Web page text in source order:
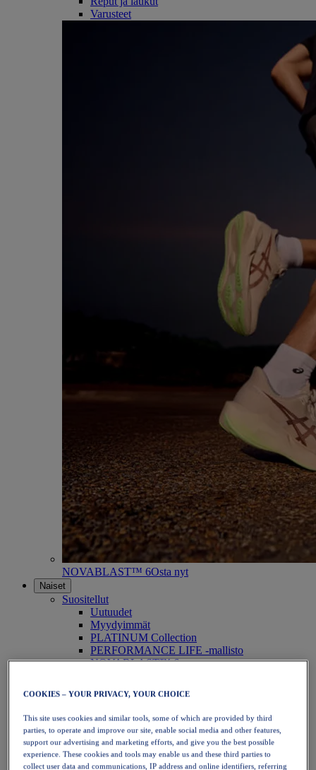
Varusteet
NOVABLAST™ 6Osta nyt
Naiset
Suositellut
Uutuudet
Myydyimmät
PLATINUM Collection
PERFORMANCE LIFE -mallisto
NOVABLAST™ 6
Juoksu
Polkujuoksu
Tennis
Lentopallo
Käsipallo
Padel
Verkkopallo
COOKIES – YOUR PRIVACY, YOUR CHOICE
This site uses cookies and similar tools, some of which are provided by third
parties, to operate and improve our site, enable social media and other features,
support our advertising and marketing efforts, and give you the best possible
experience. These cookies and tools may enable us and these third parties to
collect user data and communications, IP address and online identifiers, referring